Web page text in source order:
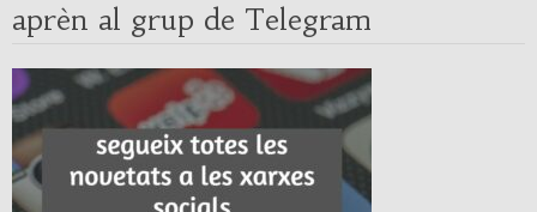
aprèn al grup de Telegram